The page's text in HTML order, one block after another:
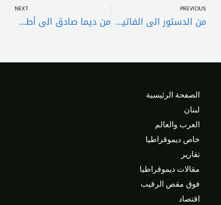
PREVIOUS
من الدستور الى الفاتيكان..ميقاتي يكسب معركة الجلسات الحكومية!
NEXT
من ديما صادق الى أطفال الحضانة.. اسبوع التعنيف الجسدي والمعنوي !
الصفحة الرئيسية
لبنان
العرب والعالم
خاص ديموقراطيا
تقارير
مقالات ديموقراطيا
فوق مقص الرقيب
اقتصاد